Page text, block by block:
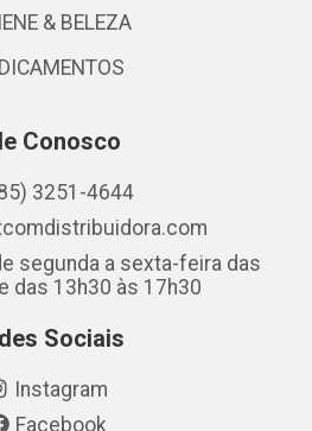
& BELEZA
Conosco
3251-4644
segunda a sexta-feira das
das 13h30 às 17h30
Sociais
Instagram
Facebook